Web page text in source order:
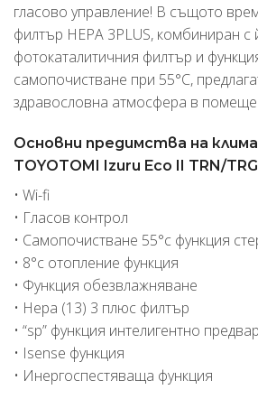
гласово управление! В същото
филтър HEPA 3PLUS, комбиниран с
фотокаталитичния филтър и
самопочистване при 55°C,
здравословна атмосфера в
Основни предимства на
TOYOTOMI Izuru Eco II TRN/
• Wi-fi
• Гласов контрол
• Самопочистване 55°c функция
• 8°c отопление функция
• Функция обезвлажняване
• Hepa (13) 3 плюс филтър
• “sp” функция интелигентно
• Isense функция
• Инергоспестяваща функция